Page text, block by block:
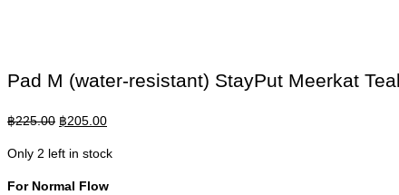
Pad M (water-resistant) StayPut Meerkat
฿225.00 Original
was:
฿225.00.
฿205.00Current
is:
Only 2 left in stock
For Normal Flow